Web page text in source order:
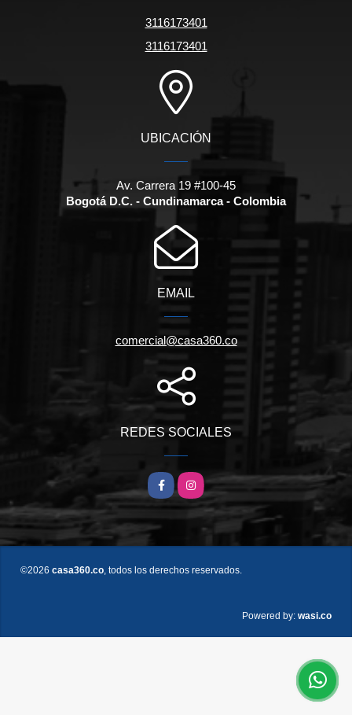
3116173401
3116173401
UBICACIÓN
Av. Carrera 19 #100-45
Bogotá D.C. - Cundinamarca - Colombia
EMAIL
comercial@casa360.co
REDES SOCIALES
FacebookInstagram
©2026 casa360.co , todos los derechos reservados.
Powered by: wasi.co